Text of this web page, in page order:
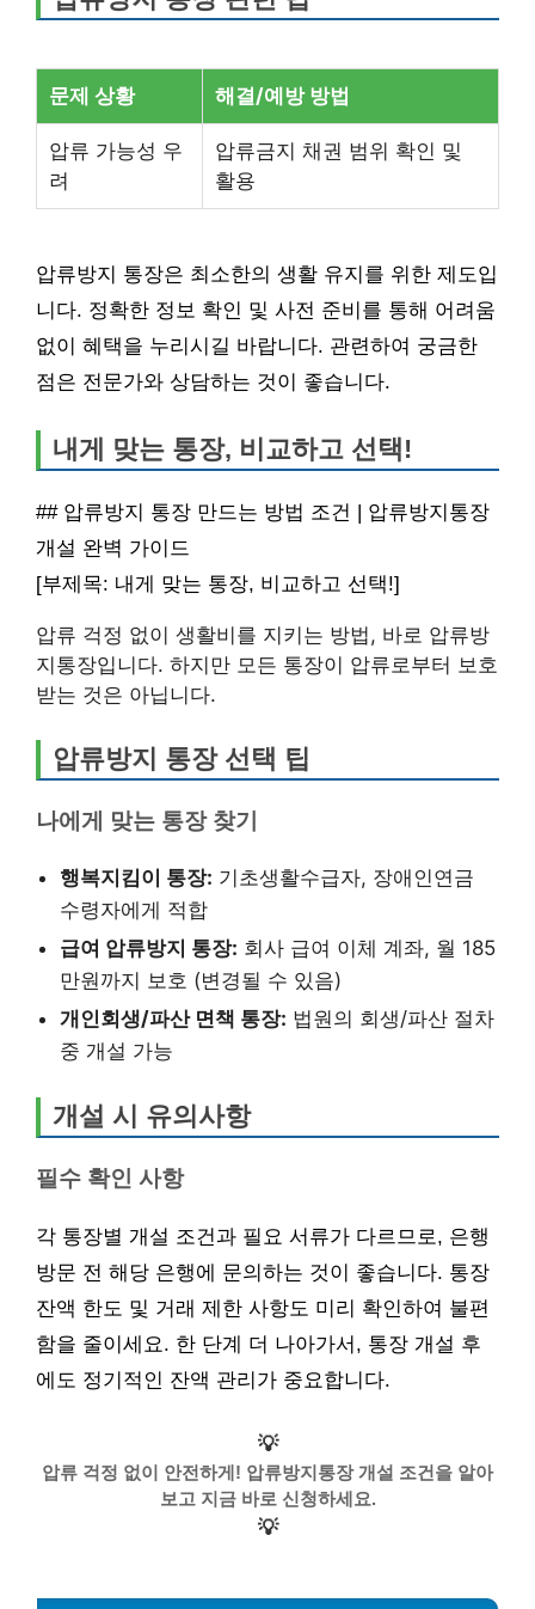
문제 상황 해결/예방 방법
압류 가능성 우
려
압류금지 채권 범위 확인 및
활용
압류방지 통장은 최소한의 생활 유지를 위한 제도입
니다. 정확한 정보 확인 및 사전 준비를 통해 어려움
없이 혜택을 누리시길 바랍니다. 관련하여 궁금한
점은 전문가와 상담하는 것이 좋습니다.
내게 맞는 통장, 비교하고 선택!
## 압류방지 통장 만드는 방법 조건 | 압류방지통장
개설 완벽 가이드
[부제목: 내게 맞는 통장, 비교하고 선택!]
압류 걱정 없이 생활비를 지키는 방법, 바로 압류방
지통장입니다. 하지만 모든 통장이 압류로부터 보호
받는 것은 아닙니다.
압류방지 통장 선택 팁
나에게 맞는 통장 찾기
행복지킴이 통장: 기초생활수급자, 장애인연금
수령자에게 적합
급여 압류방지 통장: 회사 급여 이체 계좌, 월 185
만원까지 보호 (변경될 수 있음)
개인회생/파산 면책 통장: 법원의 회생/파산 절차
중 개설 가능
개설 시 유의사항
필수 확인 사항
각 통장별 개설 조건과 필요 서류가 다르므로, 은행
방문 전 해당 은행에 문의하는 것이 좋습니다. 통장
잔액 한도 및 거래 제한 사항도 미리 확인하여 불편
함을 줄이세요. 한 단계 더 나아가서, 통장 개설 후
에도 정기적인 잔액 관리가 중요합니다.
💡
압류 걱정 없이 안전하게! 압류방지통장 개설 조건을 알아
보고 지금 바로 신청하세요.
💡